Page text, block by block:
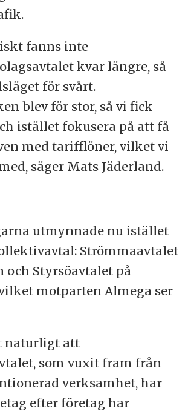
fanns inte
kvar längre, så
för svårt.
blev för stor, så vi fick
istället fokusera på att få
med tarifflöner, vilket vi
säger Mats Jäderland.
utmynnade nu istället
Strömmaavtalet
och Styrsöavtalet på
motparten Almega ser
naturligt att
som vuxit fram från
verksamhet, har
efter företag har